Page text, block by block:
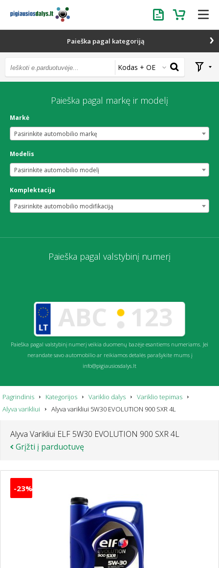
UžklausaKrepšelis
Paieška pagal kategoriją
Kodas + OE
Paieška pagal markę ir modelį
Markė
Pasirinkite automobilio markę
Modelis
Pasirinkite automobilio modelį
Komplektacija
Pasirinkite automobilio modifikaciją
Paieška pagal valstybinį numerį
Paieška pagal valstybinį numerį veikia duomenų bazėje esantiems numeriams. Jei
nerandate savo automobilio ar reikiamos detalės parašykite mums į
info@pigiausiosdalys.lt
Pagrindinis Kategorijos Variklio dalys
Variklio tepimas
Alyva varikliui
Alyva varikliui 5W30 EVOLUTION 900 SXR 4L
Alyva Varikliui ELF 5W30 EVOLUTION 900 SXR 4L
Grįžti į parduotuvę
-23%